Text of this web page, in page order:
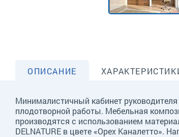
ОПИСАНИЕ
Минималистичный кабинет
плодотворной работы. Мебельная
производятся с использованием
DELNATURE в цвете «Орех Каналетто».